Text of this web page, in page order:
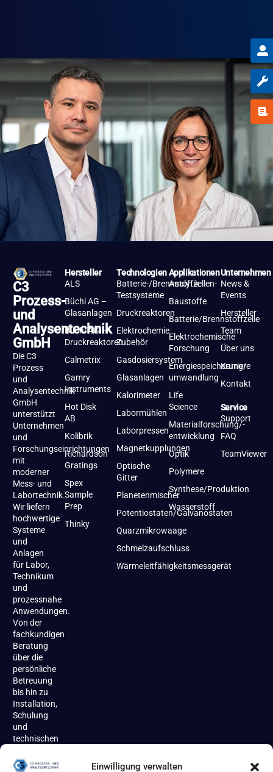
Einwilligung verwalten
C3
Prozess-
und
Analysentechnik
GmbH
Die C3
Prozess
und
Analysentechnik
GmbH
unterstützt
Unternehmen
und
Forschungseinrichtungen
mit
moderner
Mess- und
Labortechnik.
Wir liefern
hochwertige
Systeme
und
Anlagen
für Labor,
Technikum
und
prozessnahe
Anwendungen.
Von der
fachkundigen
Beratung
über die
persönliche
Betreuung
bis hin zu
Installation,
Schulung
und
technischen
begleiten
Hersteller
ALS
Büchi AG –
Glasanlagen
Büchi AG –
Druckreaktoren
Calmetrix
Gamry
Instruments
Hot Disk
AB
Kolibrik
Richardson
Gratings
Spex
Sample
Prep
Thinky
Technologien
Batterie-/Brennstoffzellen-
Testsysteme
Druckreaktoren
Elektrochemie
Zubehör
Gasdosiersystem
Glasanlagen
Kalorimeter
Labormühlen
Laborpressen
Magnetkupplungen
Optische
Gitter
Planetenmischer
Potentiostaten/Galvanostaten
Quarzmikrowaage
Schmelzaufschluss
Wärmeleitfähigkeitsmessgerät
Applikationen
Analytik
Baustoffe
Batterie/Brennstoffzelle
Elektrochemische
Forschung
Energiespeicherung/-
umwandlung
Life
Science
Materialforschung/-
entwicklung
Optik
Polymere
Synthese/Produktion
Wasserstoff
Unternehmen
News &
Events
Hersteller
Team
Über uns
Karriere
Kontakt
Service
Support
FAQ
TeamViewer